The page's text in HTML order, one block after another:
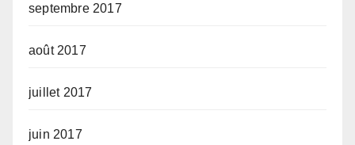
septembre 2017
août 2017
juillet 2017
juin 2017